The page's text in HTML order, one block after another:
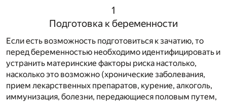
1
Подготовка к беременности
Если есть возможность подготовиться к зачатию, то
перед беременностью необходимо идентифицировать и
устранить материнские факторы риска настолько,
насколько это возможно (хронические заболевания,
прием лекарственных препаратов, курение, алкоголь,
иммунизация, болезни, передающиеся половым путем,